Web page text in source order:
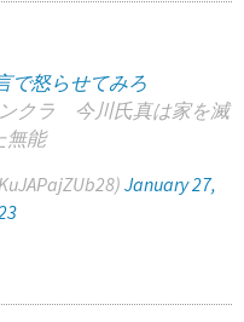
で怒らせてみろ
クラ 今川氏真は家を滅
無能
January 27,